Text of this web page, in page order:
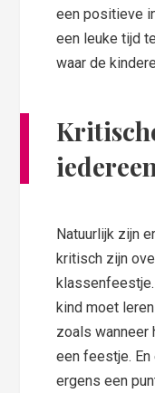
een positieve
een leuke tijd
waar de
Natuurlijk zijn
kritisch zijn
kind moet
zoals wanneer
een feestje.
ergens een